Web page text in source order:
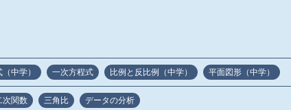
中学） 一次方程式 比例と反比例（中学） 平面図形（中学）
次関数 三角比 データの分析